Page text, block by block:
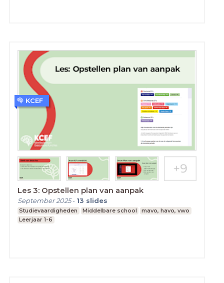
Les 3: Opstellen plan van aanpak
September 2025- 13 slides
Studievaardigheden Middelbare school
mavo, havo, vwo
Leerjaar 1-6
KCEF